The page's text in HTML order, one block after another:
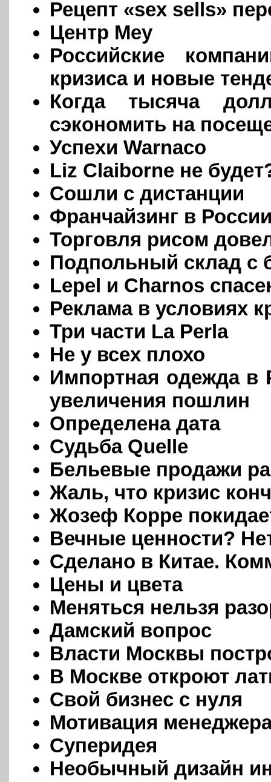
Рецепт «sex sells»
Центр Меу
Российские
кризиса и новые
Когда тысяча
сэкономить на
Успехи Warnaco
Liz Claiborne не
Сошли с дистанции
Франчайзинг в
Торговля рисом
Подпольный склад с
Lepel и Charnos
Реклама в условиях
Три части La Perla
Не у всех плохо
Импортная одежда в
увеличения пошлин
Определена дата
Судьба Quelle
Бельевые продажи
Жаль, что кризис
Жозеф Корре
Вечные ценности?
Сделано в Китае.
Цены и цвета
Меняться нельзя
Дамский вопрос
Власти Москвы
В Москве откроют
Свой бизнес с нуля
Мотивация
Суперидея
Необычный дизайн